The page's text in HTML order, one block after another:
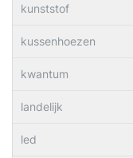
kunststof
kussenhoezen
kwantum
landelijk
led